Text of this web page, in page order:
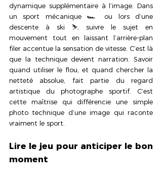
dynamique supplémentaire à l’image. Dans
un sport mécanique 🏎️ ou lors d’une
descente à ski ⛷️, suivre le sujet en
mouvement tout en laissant l’arrière-plan
filer accentue la sensation de vitesse. C’est là
que la technique devient narration. Savoir
quand utiliser le flou, et quand chercher la
netteté absolue, fait partie du regard
artistique du photographe sportif. C’est
cette maîtrise qui différencie une simple
photo technique d’une image qui raconte
vraiment le sport.
Lire le jeu pour anticiper le bon
moment